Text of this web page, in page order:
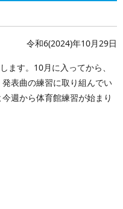
令和6(2024)年10月29日
す。10月に入ってから、
表曲の練習に取り組んでい
週から体育館練習が始まり